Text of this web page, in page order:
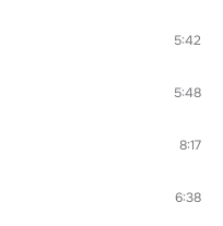
5:42
5:48
8:17
6:38